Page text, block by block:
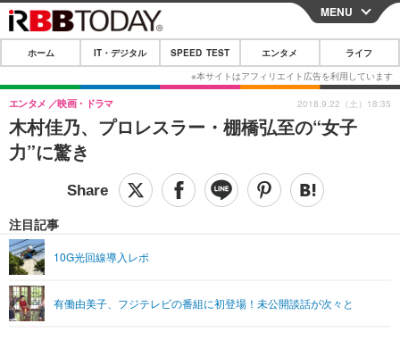
CLOSE
ホーム
IT・デジタル
IT・デジタルTOP スマートフォン
ショッピング その他
SPEED TEST
エンタメTOP 映画・ドラマ
グラビア ブログ
ライフTOP
リリース一覧
プッシュ通知の停止方法
MENU
ホーム IT・デジタル SPEED TEST エンタメ ライフ
木村佳乃、プロレスラー・棚橋弘至の“女子
力”に驚き
エンタメ 映画・ドラマ
注目記事
10G光回線導入レポ
有働由美子、フジテレビの番組に初登場！未公開談話が次々と
2018.9.22（土）18:35